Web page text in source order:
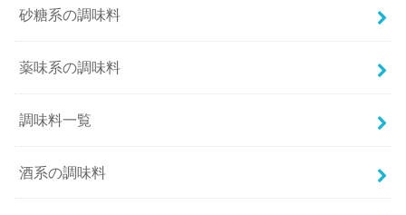
砂糖系の調味料
薬味系の調味料
調味料一覧
酒系の調味料